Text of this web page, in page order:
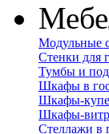
Модульные
Стенки для
Тумбы и
Шкафы в
Шкафы-
Шкафы-
Стеллажи в